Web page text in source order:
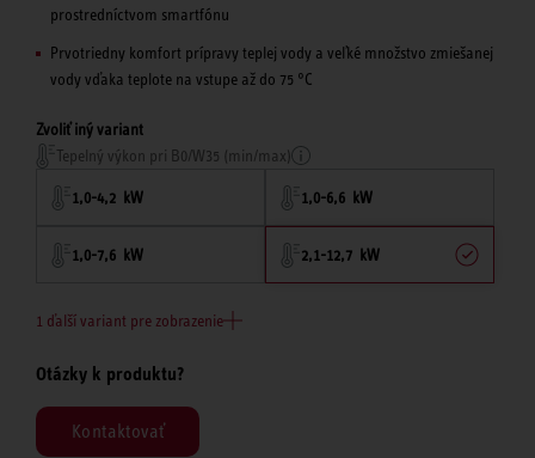
prostredníctvom smartfónu
Prvotriedny komfort prípravy teplej vody a veľké množstvo zmiešanej
vody vďaka teplote na vstupe až do 75 °C
Zvoliť iný variant
Tepelný výkon pri B0/W35 (min/max)
1,0-4,2 kW 1,0-6,6 kW
1,0-7,6 kW 2,1-12,7 kW
1 ďalší variant pre zobrazenie
Otázky k produktu?
Kontaktovať